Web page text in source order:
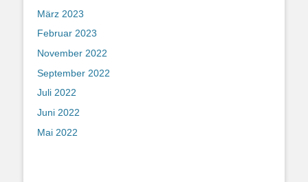
März 2023
Februar 2023
November 2022
September 2022
Juli 2022
Juni 2022
Mai 2022